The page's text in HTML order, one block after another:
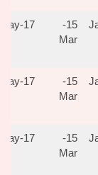
15-
Mar
17-May
15-
Mar
17-May
15-
Mar
17-May